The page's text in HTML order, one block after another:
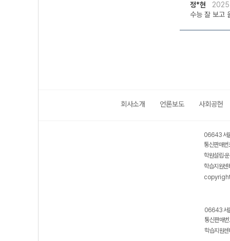
정*현
수능 잘 보고
회사소개 언론보도 사회공헌
06643 서
통신판매
학원설립·
학습지원
06643 서
통신판매
학습지원